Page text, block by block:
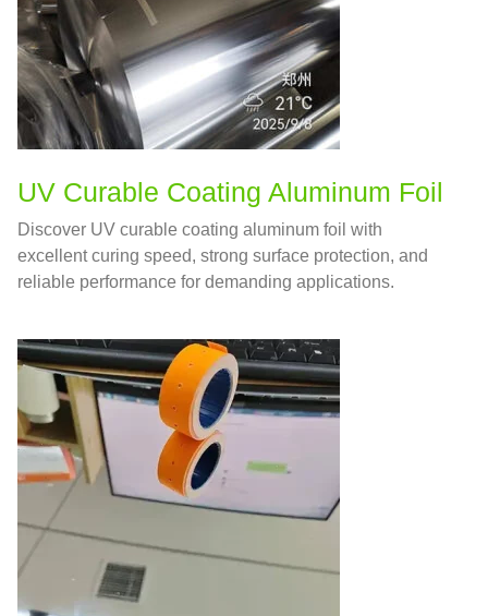
UV Curable Coating Aluminum Foil
Discover UV curable coating aluminum foil with
excellent curing speed, strong surface protection, and
reliable performance for demanding applications.